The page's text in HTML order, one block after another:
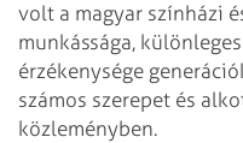
volt a magyar színházi
munkássága,
érzékenysége
számos szerepet és
közleményben.